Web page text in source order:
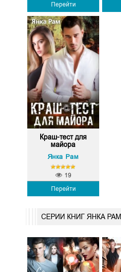
Перейти
Краш-тест для
майора
Янка Рам
Перейти
19
СЕРИИ КНИГ ЯНКА РАМ